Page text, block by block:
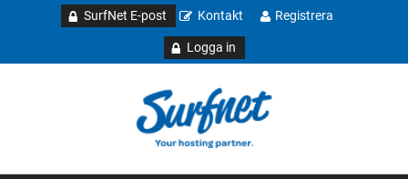
SurfNet E-post Kontakt Registrera
Logga in